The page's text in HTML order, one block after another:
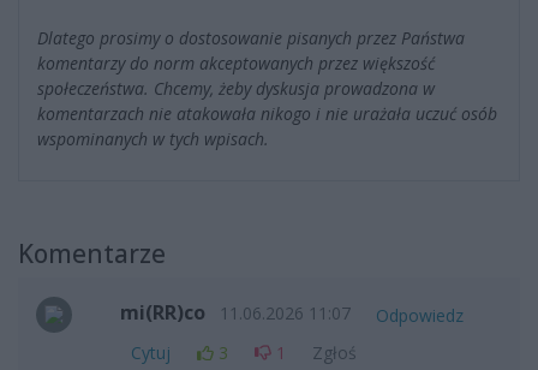
Dlatego prosimy o dostosowanie pisanych przez Państwa
komentarzy do norm akceptowanych przez większość
społeczeństwa. Chcemy, żeby dyskusja prowadzona w
komentarzach nie atakowała nikogo i nie urażała uczuć osób
wspominanych w tych wpisach.
Komentarze
mi(RR)co 11.06.2026 11:07
Odpowiedz
Cytuj
3 1 Zgłoś